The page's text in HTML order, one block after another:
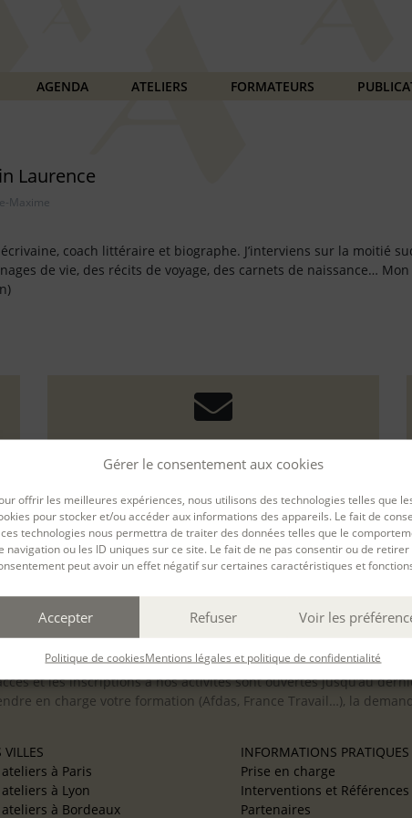
Gérer le consentement aux cookies
offrir les meilleures expériences, nous utilisons des technologies telles que
pour stocker et/ou accéder aux informations des appareils. Le fait de
technologies nous permettra de traiter des données telles que le
navigation ou les ID uniques sur ce site. Le fait de ne pas consentir ou de retirer
peut avoir un effet négatif sur certaines caractéristiques et
Accepter Refuser Voir les
Politique de cookiesMentions légales et politique de confidentialité
AGENDA ATELIERS FORMATEURS
Laurence
écrivaine, coach littéraire et biographe. J’interviens sur la moitié
de vie, des récits de voyage, des carnets de naissance…
des personnes en situation de handicap. Si vous avez
inscription afin d’étudier la faisabilité de votre projet
et les inscriptions à nos activités sont ouvertes jusqu’au
en charge votre formation (Afdas, France Travail…), la
VILLES
à Paris
à Lyon
à Bordeaux
INFORMATIONS PRATIQUES
Prise en charge
Interventions et Références
Partenaires